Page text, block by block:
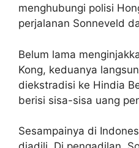
menghubungi polisi
perjalanan Sonneveld
Belum lama
Kong, keduanya
diekstradisi ke Hindia
berisi sisa-sisa uang
Sesampainya di